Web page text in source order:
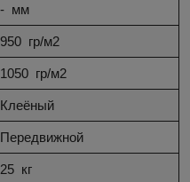
- мм
950 гр/м2
1050 гр/м2
Клеёный
Передвижной
25 кг